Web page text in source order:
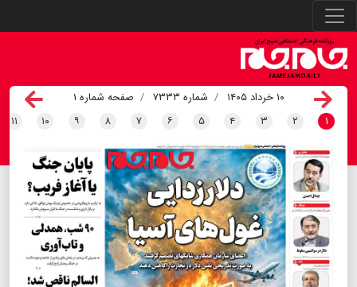
۱۰ خرداد ۱۴۰۵ شماره ۷۳۳۳
صفحه شماره ۱
۱
۲ ۳ ۴ ۵ ۶ ۷ ۸ ۹ ۱۰ ۱۱